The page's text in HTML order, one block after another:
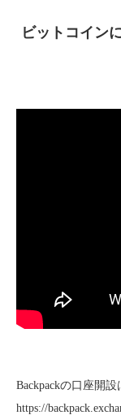
ビットコイン
Backpackの口座開設
https://